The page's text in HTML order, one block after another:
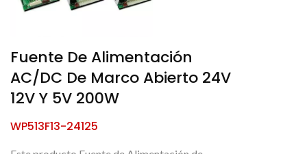
Fuente De Alimentación
AC/DC De Marco Abierto 24V
12V Y 5V 200W
WP513F13-24125